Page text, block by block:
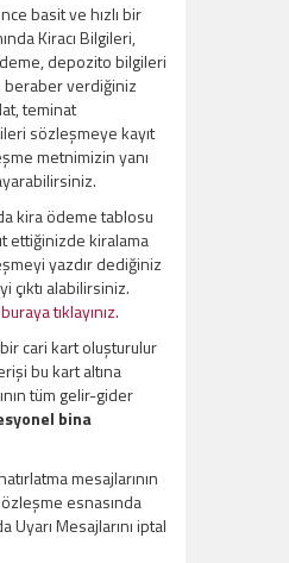
basit ve hızlı bir
Kiracı Bilgileri,
depozito bilgileri
beraber verdiğiniz
teminat
sözleşmeye kayıt
metnimizin yanı
kira ödeme tablosu
ettiğinizde kiralama
yazdır dediğiniz
çıktı alabilirsiniz.
tıklayınız.
bir cari kart oluşturulur
bu kart altına
tüm gelir-gider
bina
mesajlarının
esnasında
Uyarı Mesajlarını iptal